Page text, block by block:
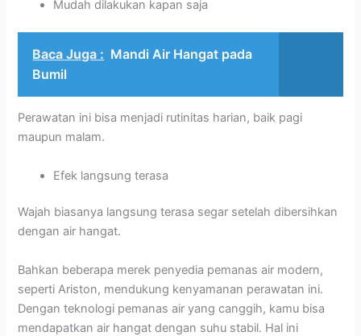
Mudah dilakukan kapan saja
Baca Juga : Mandi Air Hangat pada
Bumil
Perawatan ini bisa menjadi rutinitas harian, baik pagi
maupun malam.
Efek langsung terasa
Wajah biasanya langsung terasa segar setelah dibersihkan
dengan air hangat.
Bahkan beberapa merek penyedia pemanas air modern,
seperti Ariston, mendukung kenyamanan perawatan ini.
Dengan teknologi pemanas air yang canggih, kamu bisa
mendapatkan air hangat dengan suhu stabil. Hal ini